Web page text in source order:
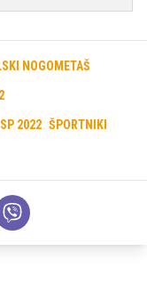
NOGOMETAŠ
SP 2022 ŠPORTNIKI